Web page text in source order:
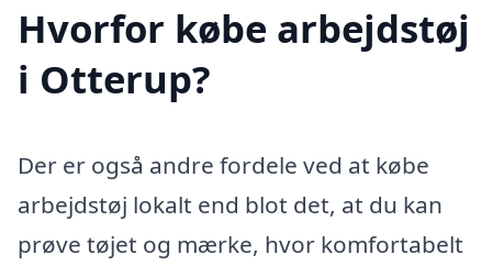
Hvorfor købe arbejdstøj
i Otterup?
Der er også andre fordele ved at købe
arbejdstøj lokalt end blot det, at du kan
prøve tøjet og mærke, hvor komfortabelt